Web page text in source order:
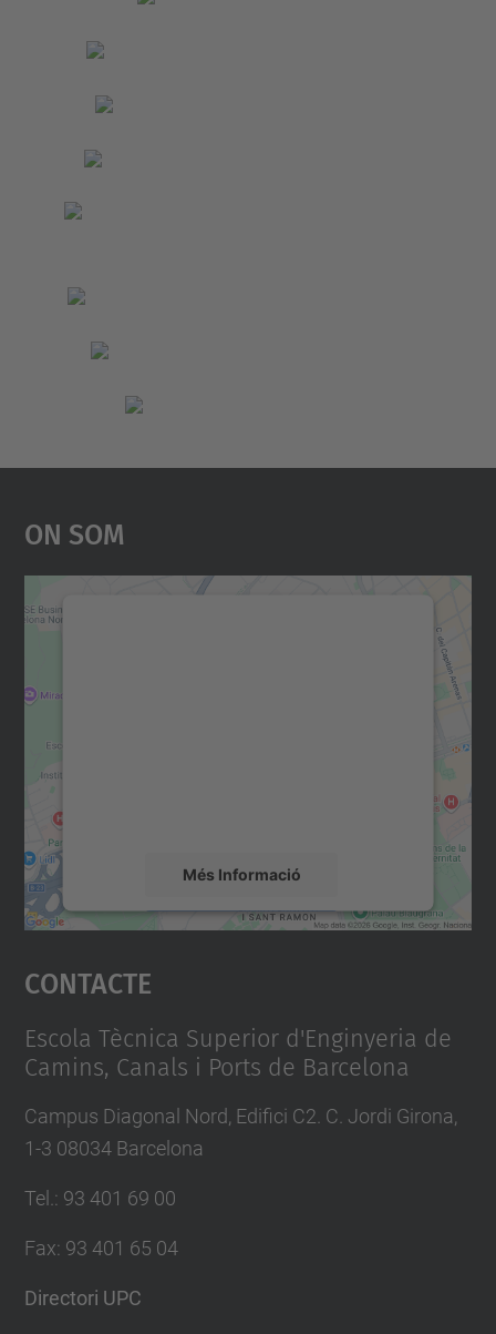
On Som
Més Informació
Accepta
powered by
Contacte
Escola Tècnica Superior d'Enginyeria de
Camins, Canals i Ports de Barcelona
Campus Diagonal Nord, Edifici C2. C. Jordi Girona,
1-3 08034 Barcelona
Tel. : 93 401 69 00
Fax: 93 401 65 04
Directori UPC